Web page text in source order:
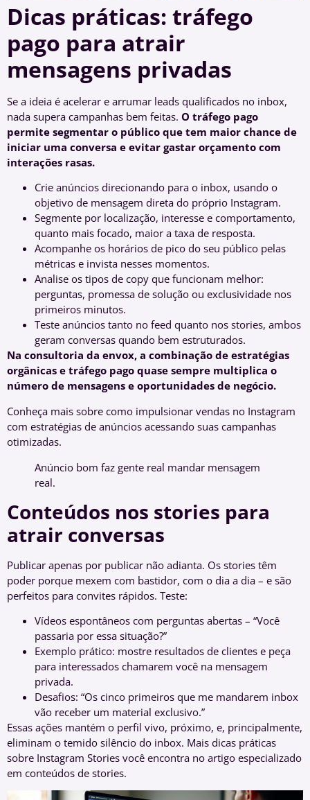
Dicas práticas: tráfego
pago para atrair
mensagens privadas
Se a ideia é acelerar e arrumar leads qualificados no inbox,
nada supera campanhas bem feitas. O tráfego pago
permite segmentar o público que tem maior chance de
iniciar uma conversa e evitar gastar orçamento com
interações rasas.
Crie anúncios direcionando para o inbox, usando o
objetivo de mensagem direta do próprio Instagram.
Segmente por localização, interesse e comportamento,
quanto mais focado, maior a taxa de resposta.
Acompanhe os horários de pico do seu público pelas
métricas e invista nesses momentos.
Analise os tipos de copy que funcionam melhor:
perguntas, promessa de solução ou exclusividade nos
primeiros minutos.
Teste anúncios tanto no feed quanto nos stories, ambos
geram conversas quando bem estruturados.
Na consultoria da envox, a combinação de estratégias
orgânicas e tráfego pago quase sempre multiplica o
número de mensagens e oportunidades de negócio.
Conheça mais sobre como impulsionar vendas no Instagram
com estratégias de anúncios acessando suas campanhas
otimizadas.
Anúncio bom faz gente real mandar mensagem
real.
Conteúdos nos stories para
atrair conversas
Publicar apenas por publicar não adianta. Os stories têm
poder porque mexem com bastidor, com o dia a dia – e são
perfeitos para convites rápidos. Teste:
Vídeos espontâneos com perguntas abertas – “Você
passaria por essa situação?”
Exemplo prático: mostre resultados de clientes e peça
para interessados chamarem você na mensagem
privada.
Desafios: “Os cinco primeiros que me mandarem inbox
vão receber um material exclusivo.”
Essas ações mantém o perfil vivo, próximo, e, principalmente,
eliminam o temido silêncio do inbox. Mais dicas práticas
sobre Instagram Stories você encontra no artigo especializado
em conteúdos de stories.